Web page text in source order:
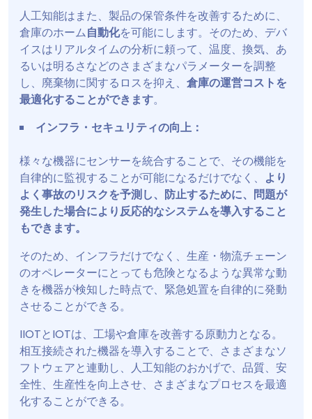
人工知能はまた、製品の保管条件を改善するために、
倉庫のホーム自動化を可能にします。そのため、デバ
イスはリアルタイムの分析に頼って、温度、換気、あ
るいは明るさなどのさまざまなパラメーターを調整
し、廃棄物に関するロスを抑え、 倉庫の運営コストを
最適化することができます。
インフラ・セキュリティの向上：
様々な機器にセンサーを統合することで、その機能を
自律的に監視することが可能になるだけでなく、 より
よく事故のリスクを予測し、防止するために、問題が
発生した場合により反応的なシステムを導入すること
もできます。
そのため、インフラだけでなく、生産・物流チェーン
のオペレーターにとっても危険となるような異常な動
きを機器が検知した時点で、緊急処置を自律的に発動
させることができる。
IIOTとIOTは、工場や倉庫を改善する原動力となる。
相互接続された機器を導入することで、さまざまなソ
フトウェアと連動し、人工知能のおかげで、品質、安
全性、生産性を向上させ、さまざまなプロセスを最適
化することができる。